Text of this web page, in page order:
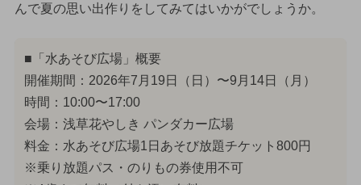
んで夏の思い出作りをしてみてはいかがでしょうか。
■「水あそび広場」概要
開催期間：2026年7月19日（日）〜9月14日（月）
時間：10:00〜17:00
会場：浅草花やしき パンダカー広場
料金：水あそび広場1日あそび放題チケット800円
※乗り放題パス・のりもの券使用不可